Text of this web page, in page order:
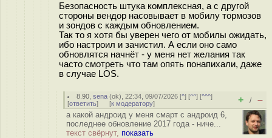
Безопасность штука комплексная, а с другой
стороны вендор насовывает в мобилу тормозов
и зондов с каждым обновлением.
Так то я хотя бы уверен чего от мобилы ожидать,
ибо настроил и зачистил. А если оно само
обновлятся начнёт - у меня нет желания так
часто смотреть что там опять понапихали, даже
в случае LOS.
8.90 ,sena (ok), 22:34, 09/07/2026 [^] [^^] [^^^]
[ответить] [к модератору] + / –
а какой андроид у меня смарт с андроид 6,
последнее обновление 2017 года - ниче...
текст свёрнут, показать